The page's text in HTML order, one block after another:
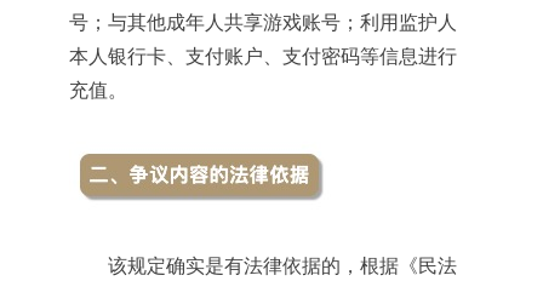
号；与其他成年人共享游戏账号；利用监护人
本人银行卡、支付账户、支付密码等信息进行
充值。
该规定确实是有法律依据的，根据《民法